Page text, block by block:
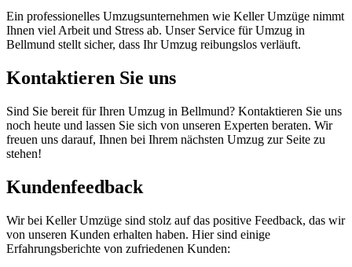
Ein professionelles Umzugsunternehmen wie Keller Umzüge nimmt
Ihnen viel Arbeit und Stress ab. Unser Service für Umzug in
Bellmund stellt sicher, dass Ihr Umzug reibungslos verläuft.
Kontaktieren Sie uns
Sind Sie bereit für Ihren Umzug in Bellmund? Kontaktieren Sie uns
noch heute und lassen Sie sich von unseren Experten beraten. Wir
freuen uns darauf, Ihnen bei Ihrem nächsten Umzug zur Seite zu
stehen!
Kundenfeedback
Wir bei Keller Umzüge sind stolz auf das positive Feedback, das wir
von unseren Kunden erhalten haben. Hier sind einige
Erfahrungsberichte von zufriedenen Kunden: